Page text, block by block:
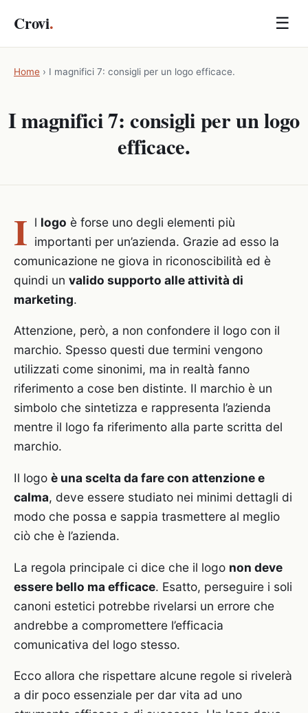
Crovi. ☰
Home › I magnifici 7: consigli per un logo efficace.
I magnifici 7: consigli per un logo
efficace.
I l logo è forse uno degli elementi più
importanti per un’azienda. Grazie ad esso la
comunicazione ne giova in riconoscibilità ed è
quindi un valido supporto alle attività di
marketing.
Attenzione, però, a non confondere il logo con il
marchio. Spesso questi due termini vengono
utilizzati come sinonimi, ma in realtà fanno
riferimento a cose ben distinte. Il marchio è un
simbolo che sintetizza e rappresenta l’azienda
mentre il logo fa riferimento alla parte scritta del
marchio.
Il logo è una scelta da fare con attenzione e
calma, deve essere studiato nei minimi dettagli di
modo che possa e sappia trasmettere al meglio
ciò che è l’azienda.
La regola principale ci dice che il logo non deve
essere bello ma efficace. Esatto, perseguire i soli
canoni estetici potrebbe rivelarsi un errore che
andrebbe a compromettere l’efficacia
comunicativa del logo stesso.
Ecco allora che rispettare alcune regole si rivelerà
a dir poco essenziale per dar vita ad uno